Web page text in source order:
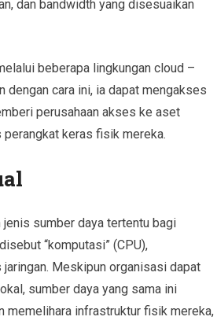
dan bandwidth yang disesuaikan
beberapa lingkungan cloud –
dengan cara ini, ia dapat mengakses
perusahaan akses ke aset
keras fisik mereka.
sumber daya tertentu bagi
“komputasi” (CPU),
Meskipun organisasi dapat
sumber daya yang sama ini
memelihara infrastruktur fisik mereka,